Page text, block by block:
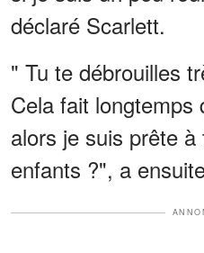
déclaré Scarlett.
" Tu te débrouilles
Cela fait longtemps
alors je suis prête
enfants ?", a